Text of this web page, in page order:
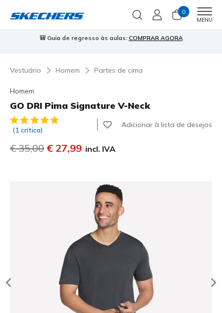
0
MENU
🎒 Guia de regresso às aulas: COMPRAR AGORA
Vestuário Homem Partes de cima
Homem
GO DRI Pima Signature V-Neck
5 de 5 – Classificação do cliente
(1 crítica)
Adicionar à lista de desejos
Preço com desconto de
€ 35,00 para
€ 27,99 incl. IVA